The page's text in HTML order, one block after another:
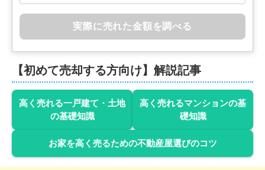
実際に売れた金額を調べる
【初めて売却する方向け】解説記事
高く売れる一戸建て・土地
の基礎知識
高く売れるマンションの基
礎知識
お家を高く売るための不動産屋選びのコツ